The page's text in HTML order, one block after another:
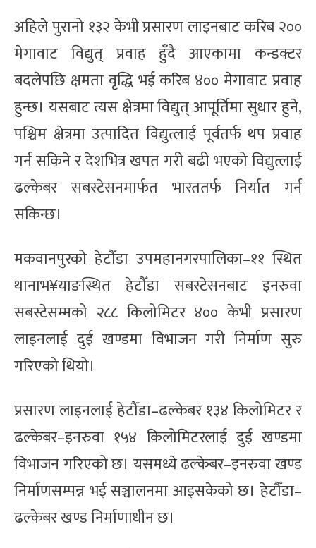
अहिले पुरानो १३२ केभी प्रसारण लाइनबाट करिब २००
मेगावाट विद्युत् प्रवाह हुँदै आएकामा कन्डक्टर
बदलेपछि क्षमता वृद्धि भई करिब ४०० मेगावाट प्रवाह
हुन्छ। यसबाट त्यस क्षेत्रमा विद्युत् आपूर्तिमा सुधार हुने,
पश्चिम क्षेत्रमा उत्पादित विद्युत्लाई पूर्वतर्फ थप प्रवाह
गर्न सकिने र देशभित्र खपत गरी बढी भएको विद्युत्लाई
ढल्केबर सबस्टेसनमार्फत भारततर्फ निर्यात गर्न
सकिन्छ।
मकवानपुरको हेटौँडा उपमहानगरपालिका–११ स्थित
थानाभ¥याङस्थित हेटौँडा सबस्टेसनबाट इनरुवा
सबस्टेसम्मको २८८ किलोमिटर ४०० केभी प्रसारण
लाइनलाई दुई खण्डमा विभाजन गरी निर्माण सुरु
गरिएको थियो।
प्रसारण लाइनलाई हेटौँडा–ढल्केबर १३४ किलोमिटर र
ढल्केबर–इनरुवा १५४ किलोमिटरलाई दुई खण्डमा
विभाजन गरिएको छ। यसमध्ये ढल्केबर–इनरुवा खण्ड
निर्माणसम्पन्न भई सञ्चालनमा आइसकेको छ। हेटौँडा–
ढल्केबर खण्ड निर्माणाधीन छ।